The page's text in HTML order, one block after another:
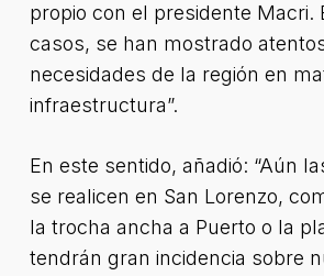
propio con el presidente Macri.
casos, se han mostrado
necesidades de la región en
infraestructura”.
En este sentido, añadió: “Aún
se realicen en San Lorenzo,
la trocha ancha a Puerto o la
tendrán gran incidencia sobre